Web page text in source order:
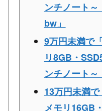
ンチノート
bw」
9万円未満で
リ8GB・
ンチノート～
13万円未満
メモリ16GB